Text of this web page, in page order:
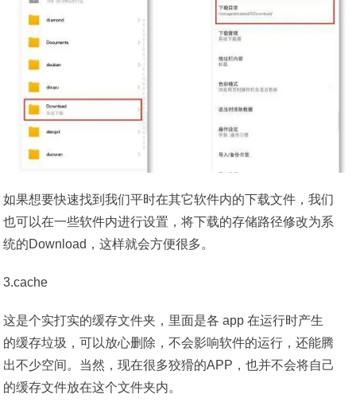
如果想要快速找到我们平时在其它软件内的下载文件，我们
也可以在一些软件内进行设置，将下载的存储路径修改为系
统的Download，这样就会方便很多。
3.cache
这是个实打实的缓存文件夹，里面是各 app 在运行时产生
的缓存垃圾，可以放心删除，不会影响软件的运行，还能腾
出不少空间。当然，现在很多狡猾的APP，也并不会将自己
的缓存文件放在这个文件夹内。